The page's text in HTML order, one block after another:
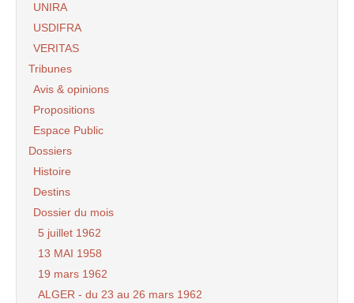
UNIRA
USDIFRA
VERITAS
Tribunes
Avis & opinions
Propositions
Espace Public
Dossiers
Histoire
Destins
Dossier du mois
5 juillet 1962
13 MAI 1958
19 mars 1962
ALGER - du 23 au 26 mars 1962